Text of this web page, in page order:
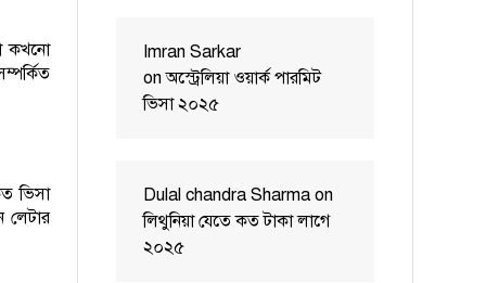
কখনো
ভিসা
লেটার
Imran Sarkar
onঅস্ট্রেলিয়া ওয়ার্ক পারমিট
ভিসা ২০২৫
Dulal chandra Sharma on
লিথুনিয়া যেতে কত টাকা লাগে
২০২৫